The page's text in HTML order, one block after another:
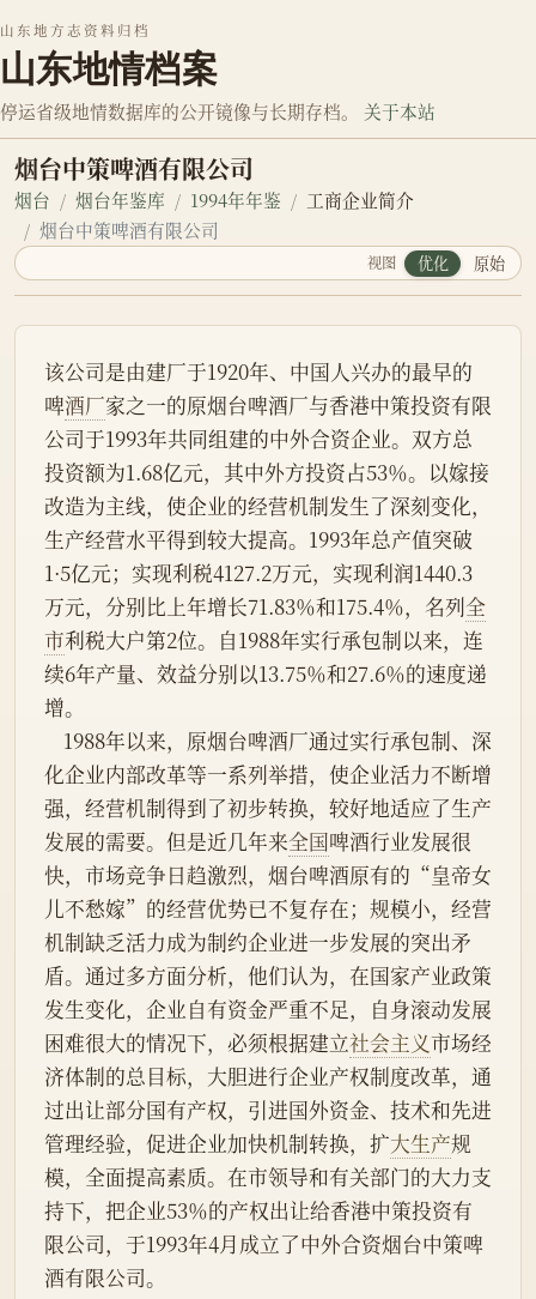
山东地方志资料归档
山东地情档案
停运省级地情数据库的公开镜像与长期存档。 关于本站
烟台中策啤酒有限公司
烟台 烟台年鉴库 1994年年鉴
工商企业简介
烟台中策啤酒有限公司
视图 优化 原始
该公司是由建厂于1920年、中国人兴办的最早的
啤酒厂家之一的原烟台啤酒厂与香港中策投资有限
公司于1993年共同组建的中外合资企业。双方总
投资额为1.68亿元，其中外方投资占53％。以嫁接
改造为主线，使企业的经营机制发生了深刻变化，
生产经营水平得到较大提高。1993年总产值突破
1·5亿元；实现利税4127.2万元，实现利润1440.3
万元，分别比上年增长71.83％和175.4％，名列全
市利税大户第2位。自1988年实行承包制以来，连
续6年产量、效益分别以13.75％和27.6％的速度递
增。
化企业内部改革等一系列举措，使企业活力不断增
强，经营机制得到了初步转换，较好地适应了生产
发展的需要。但是近几年来全国啤酒行业发展很
快，市场竞争日趋激烈，烟台啤酒原有的“皇帝女
儿不愁嫁”的经营优势已不复存在；规模小，经营
机制缺乏活力成为制约企业进一步发展的突出矛
盾。通过多方面分析，他们认为，在国家产业政策
发生变化，企业自有资金严重不足，自身滚动发展
困难很大的情况下，必须根据建立社会主义市场经
济体制的总目标，大胆进行企业产权制度改革，通
过出让部分国有产权，引进国外资金、技术和先进
管理经验，促进企业加快机制转换，扩大生产规
模，全面提高素质。在市领导和有关部门的大力支
持下，把企业53％的产权出让给香港中策投资有
限公司，于1993年4月成立了中外合资烟台中策啤
酒有限公司。